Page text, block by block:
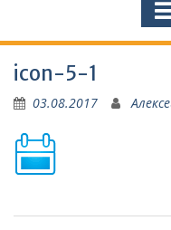
icon-5-1
03.08.2017